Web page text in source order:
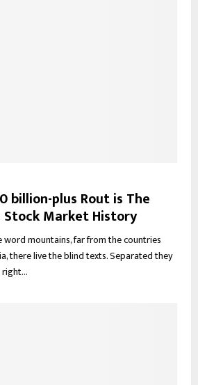
billion-plus Rout is The
Stock Market History
word mountains, far from the countries
there live the blind texts. Separated they